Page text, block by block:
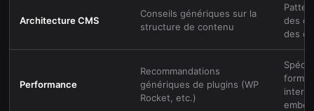
Architecture CMS
Conseils génériques sur la
structure de contenu
des
des
Performance
Recommandations
génériques de plugins (WP
Rocket, etc.)